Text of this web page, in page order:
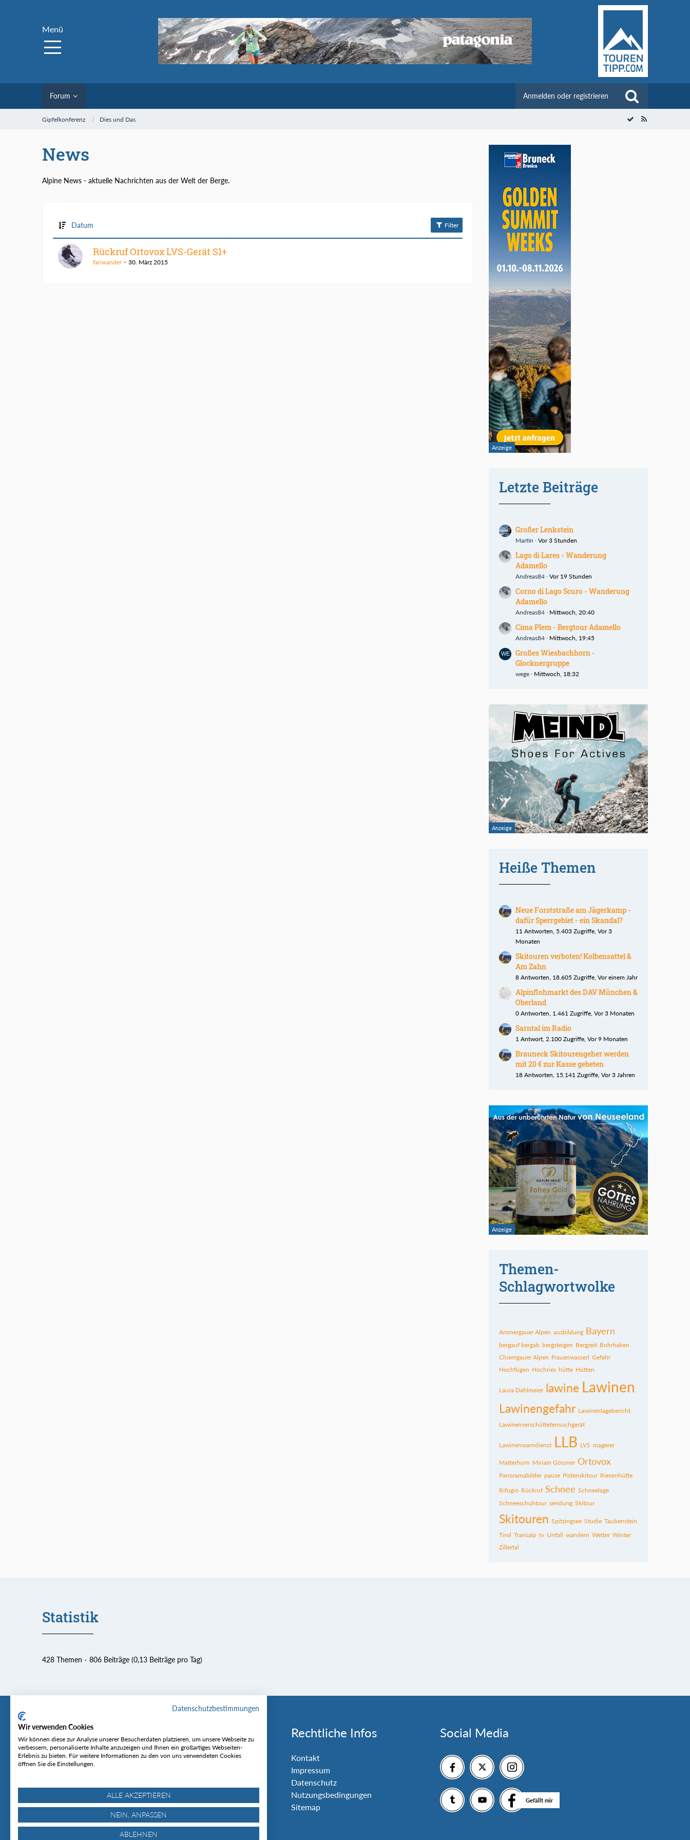
Menü
Forum Anmelden oder registrieren
Gipfelkonferenz Dies und Das
News
Alpine News - aktuelle Nachrichten aus der Welt der Berge.
Datum Filter
Rückruf Ortovox LVS-Gerät S1+
fanwander 30. März 2015
Letzte Beiträge
Großer Lenkstein
Martin Vor 3 Stunden
Lago di Lares - Wanderung
Adamello
Andreas84 Vor 19 Stunden
Corno di Lago Scuro - Wanderung
Adamello
Andreas84 Mittwoch, 20:40
Cima Plem - Bergtour Adamello
Andreas84 Mittwoch, 19:45
Großes Wiesbachhorn -
Glocknergruppe
wege Mittwoch, 18:32
Heiße Themen
Neue Forststraße am Jägerkamp -
dafür Sperrgebiet - ein Skandal?
11 Antworten, 5.403 Zugriffe, Vor 3
Monaten
Skitouren verboten! Kolbensattel &
Am Zahn
8 Antworten, 18.605 Zugriffe, Vor einem Jahr
Alpinflohmarkt des DAV München &
Oberland
0 Antworten, 1.461 Zugriffe, Vor 3 Monaten
Sarntal im Radio
1 Antwort, 2.100 Zugriffe, Vor 9 Monaten
Brauneck Skitourengeher werden
mit 20 € zur Kasse gebeten
18 Antworten, 15.141 Zugriffe, Vor 3 Jahren
Themen-
Schlagwortwolke
Ammergauer Alpen ausbildung Bayern
bergauf bergab bergsteigen Bergzeit Bohrhaken
Chiemgauer Alpen Frauenwasserl Gefahr
Hochfügen Hochries hütte Hütten
Laura Dahlmeier lawine Lawinen
Lawinengefahr Lawinenlagebericht
Lawinenverschüttetensuchgerät
Lawinenwarndienst LLB LVS magerer
Matterhorn Miriam Gössner Ortovox
Panoramabilder pause Pistenskitour Riesenhütte
Rifugio Rückruf Schnee Schneelage
Schneeschuhtour sendung Skitour
Skitouren Spitzingsee Studie Taubenstein
Tirol Transalp tv Unfall wandern Wetter Winter
Zillertal
Statistik
428 Themen 806 Beiträge (0,13 Beiträge pro Tag)
Tourentipp
Über uns
Wetter & Lawinenlage
Rechtliche Infos
Kontakt
Impressum
Datenschutz
Nutzungsbedingungen
Sitemap
Social Media
Gefällt mir
Datenschutzbestimmungen
Wir verwenden Cookies
Wir können diese zur Analyse unserer Besucherdaten platzieren, um unsere Webseite zu
verbessern, personalisierte Inhalte anzuzeigen und Ihnen ein großartiges Webseiten-
Erlebnis zu bieten. Für weitere Informationen zu den von uns verwendeten Cookies
öffnen Sie die Einstellungen.
ALLE AKZEPTIEREN
NEIN, ANPASSEN
ABLEHNEN